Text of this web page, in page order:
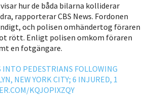
hur de båda bilarna kolliderar
rapporterar CBS News. Fordonen
och polisen omhändertog föraren
rött. Enligt polisen omkom föraren
en fotgängare.
INTO PEDESTRIANS FOLLOWING
NEW YORK CITY; 6 INJURED, 1
KQJOPIXZQY